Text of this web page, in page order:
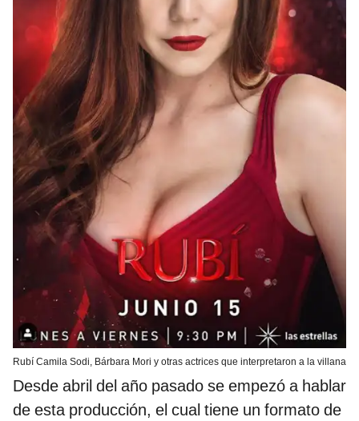
Rubí Camila Sodi, Bárbara Mori y otras actrices que interpretaron a la villana
Desde abril del año pasado se empezó a hablar
de esta producción, el cual tiene un formato de